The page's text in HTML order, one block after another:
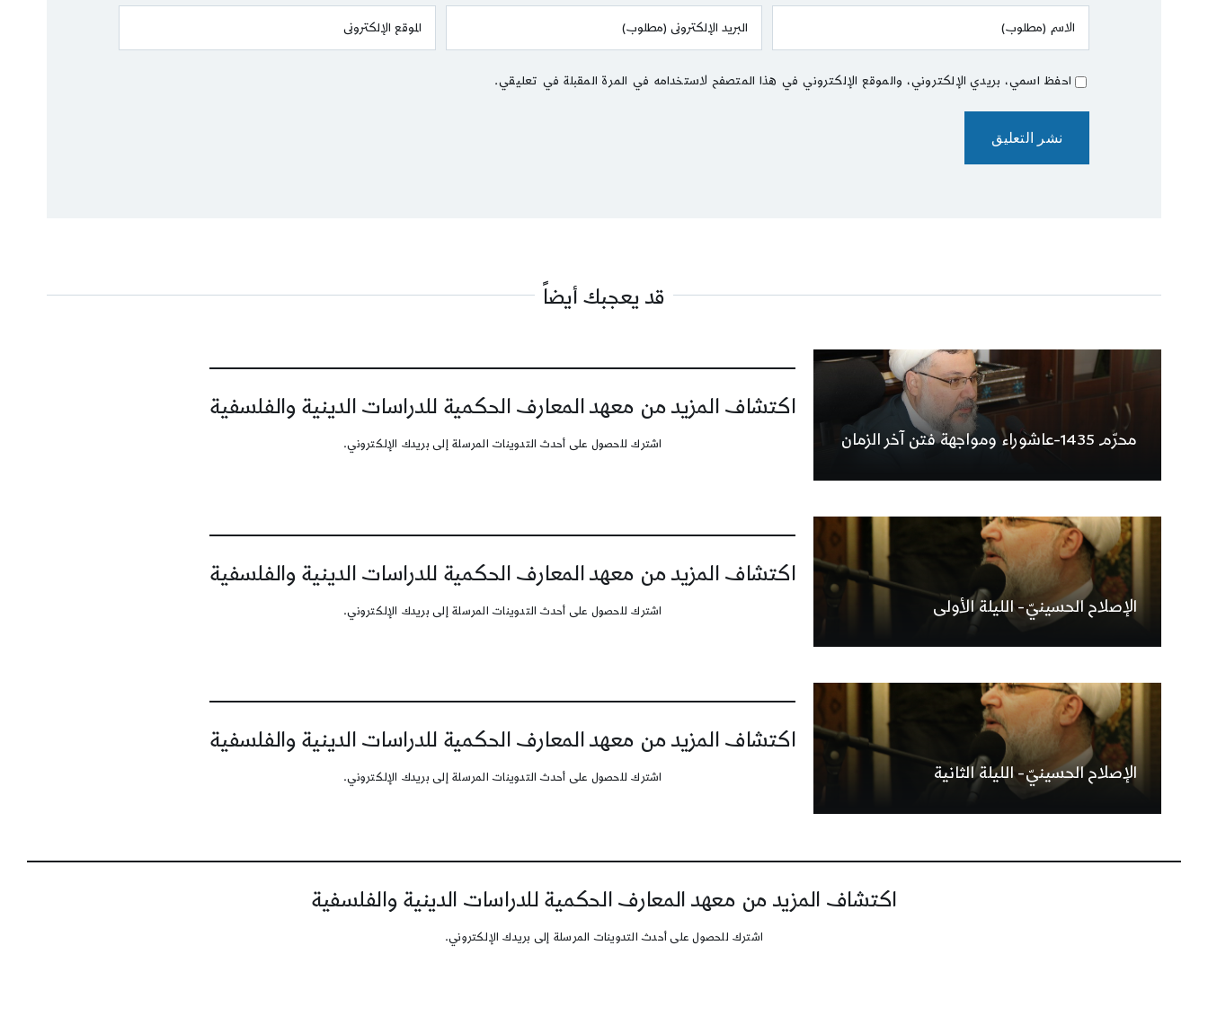
احفظ اسمي، بريدي الإلكتروني، والموقع الإلكتروني في هذا المتصفح لاستخدامه في المرة المقبلة في تعليقي.
قد يعجبك أيضاً
محرّم 1435-عاشوراء ومواجهة فتن آخر الزمان
اكتشاف المزيد من معهد المعارف الحكمية للدراسات الدينية والفلسفية
اشترك للحصول على أحدث التدوينات المرسلة إلى بريدك الإلكتروني.
الإصلاح الحسينيّ- الليلة الأولى
اكتشاف المزيد من معهد المعارف الحكمية للدراسات الدينية والفلسفية
اشترك للحصول على أحدث التدوينات المرسلة إلى بريدك الإلكتروني.
الإصلاح الحسينيّ- الليلة الثانية
اكتشاف المزيد من معهد المعارف الحكمية للدراسات الدينية والفلسفية
اشترك للحصول على أحدث التدوينات المرسلة إلى بريدك الإلكتروني.
اكتشاف المزيد من معهد المعارف الحكمية للدراسات الدينية والفلسفية
اشترك للحصول على أحدث التدوينات المرسلة إلى بريدك الإلكتروني.